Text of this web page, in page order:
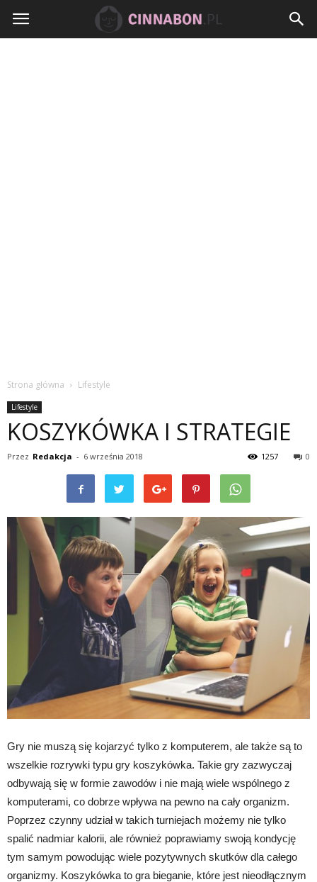
Cinnabon.pl
Strona główna Lifestyle
Lifestyle
KOSZYKÓWKA I STRATEGIE
Przez Redakcja - 6 września 2018 0
1257
Gry nie muszą się kojarzyć tylko z komputerem, ale także są to
wszelkie rozrywki typu gry koszykówka. Takie gry zazwyczaj
odbywają się w formie zawodów i nie mają wiele wspólnego z
komputerami, co dobrze wpływa na pewno na cały organizm.
Poprzez czynny udział w takich turniejach możemy nie tylko
spalić nadmiar kalorii, ale również poprawiamy swoją kondycję
tym samym powodując wiele pozytywnych skutków dla całego
organizmy. Koszykówka to gra bieganie, które jest nieodłącznym